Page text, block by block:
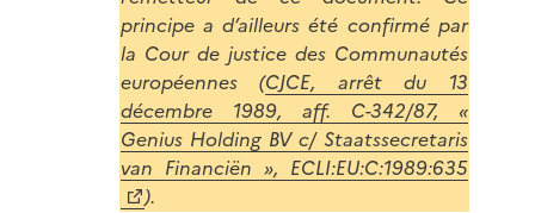
principe a d’ailleurs été confirmé par
la Cour de justice des Communautés
européennes (CJCE, arrêt du 13
décembre 1989, aff. C-342/87, «
Genius Holding BV c/ Staatssecretaris
van Financiën », ECLI:EU:C:1989:635
).